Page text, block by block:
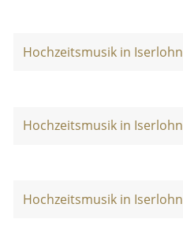
Hochzeitsmusik in Iserlohn
Hochzeitsmusik in Iserlohn
Hochzeitsmusik in Iserlohn